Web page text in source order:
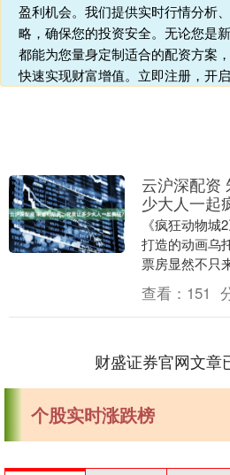
盈利机会。我们提供实时行情分析
略，确保您的投资安全。无论您是
都能为您量身定制适合的配资方案
快速实现财富增值。立即注册，开
云沪深配资
少大人一起
《疯狂动物
打造的动画乌
票房显然不只
查显示，这部
年龄在20到3....
查看： 151
财盛证券官网文章
个股实时涨跌榜